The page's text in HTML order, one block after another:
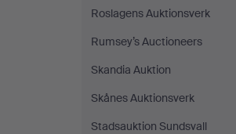
Roslagens Auktionsverk
Rumsey’s Auctioneers
Skandia Auktion
Skånes Auktionsverk
Stadsauktion Sundsvall